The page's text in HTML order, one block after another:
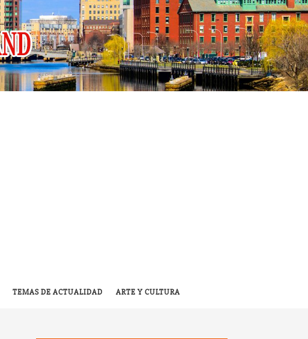
TEMAS DE ACTUALIDAD ARTE Y CULTURA